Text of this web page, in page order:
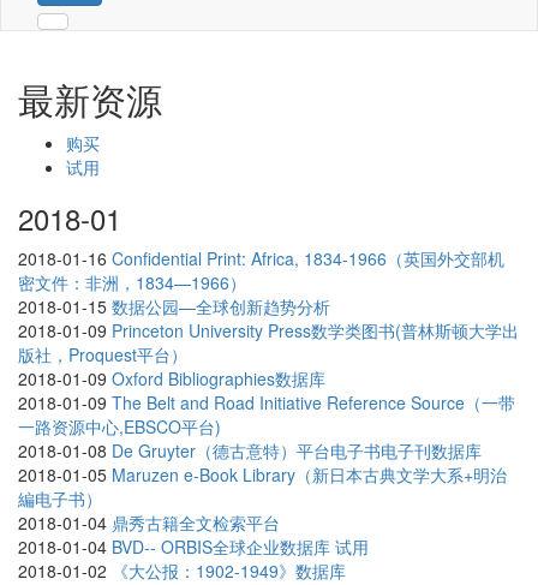
最新资源
购买
试用
2018-01
2018-01-16 Confidential Print: Africa, 1834-1966（英国外交部机
密文件：非洲，1834—1966）
2018-01-15 数据公园—全球创新趋势分析
2018-01-09 Princeton University Press数学类图书(普林斯顿大学出
版社，Proquest平台）
2018-01-09 Oxford Bibliographies数据库
2018-01-09 The Belt and Road Initiative Reference Source（一带
一路资源中心,EBSCO平台)
2018-01-08 De Gruyter（德古意特）平台电子书电子刊数据库
2018-01-05 Maruzen e-Book Library（新日本古典文学大系+明治
編电子书）
2018-01-04 鼎秀古籍全文检索平台
2018-01-04 BVD-- ORBIS全球企业数据库 试用
2018-01-02
《大公报：1902-1949》数据库